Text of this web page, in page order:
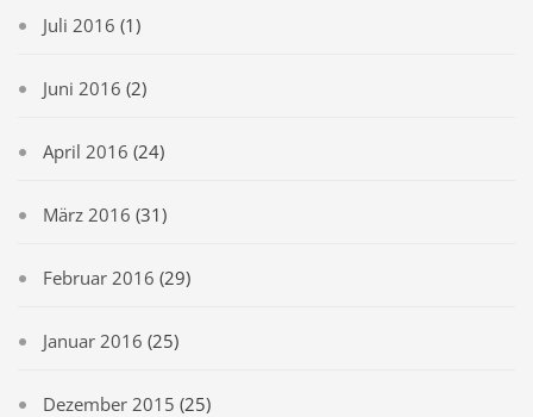
Juli 2016 (1)
Juni 2016 (2)
April 2016 (24)
März 2016 (31)
Februar 2016 (29)
Januar 2016 (25)
Dezember 2015 (25)